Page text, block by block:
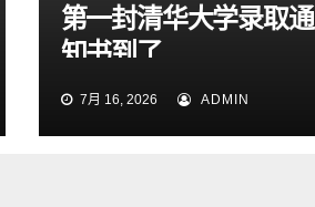
第一封清华大学录取通
知书到了
7月 16, 2026 ADMIN